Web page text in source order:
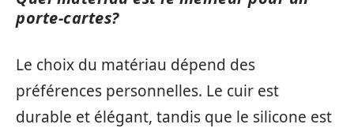
porte-cartes?
Le choix du matériau dépend des
préférences personnelles. Le cuir est
durable et élégant, tandis que le silicone est